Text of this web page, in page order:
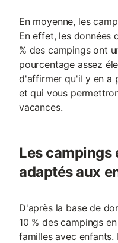
En moyenne, les
En effet, les données
% des campings ont
pourcentage assez
d'affirmer qu'il y en a
et qui vous
vacances.
Les campings
adaptés aux
D'après la base de
10 % des campings
familles avec enfants.